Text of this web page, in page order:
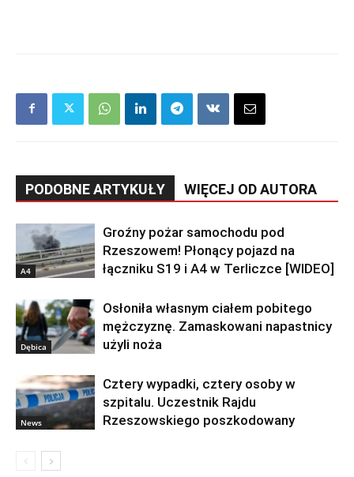
PODOBNE ARTYKUŁY WIĘCEJ OD AUTORA
A4
Groźny pożar samochodu pod
Rzeszowem! Płonący pojazd na
łączniku S19 i A4 w Terliczce [WIDEO]
Dębica
Osłoniła własnym ciałem pobitego
mężczyznę. Zamaskowani napastnicy
użyli noża
News
Cztery wypadki, cztery osoby w
szpitalu. Uczestnik Rajdu
Rzeszowskiego poszkodowany